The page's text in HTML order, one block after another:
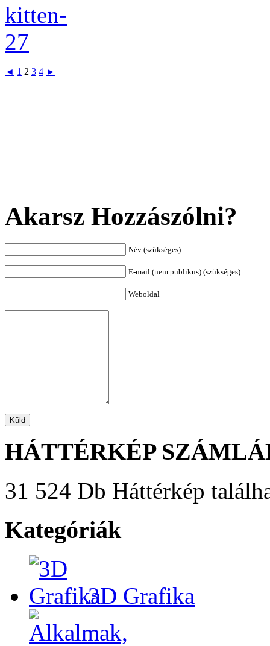
◄ 1 2 3 4 ►
Akarsz Hozzászólni?
Név (szükséges)
E-mail (nem publikus) (szükséges)
Weboldal
HÁTTÉRKÉP
31 524 Db Háttérkép
Kategóriák
3D Grafika